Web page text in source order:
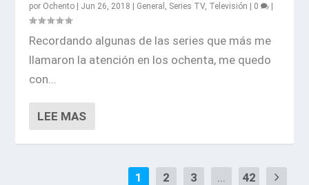
por Ochento | Jun 26, 2018 | General Series TV, Televisión | 0 |
Recordando algunas de las series que más me
llamaron la atención en los ochenta, me quedo
con...
LEE MAS
1 2 3 42